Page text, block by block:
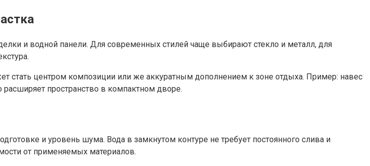
и водной панели. Для современных стилей чаще выбирают стекло и металл, для
стать центром композиции или же аккуратным дополнением к зоне отдыха. Пример: навес
пространство в компактном дворе.
и уровень шума. Вода в замкнутом контуре не требует постоянного слива и
от применяемых материалов.